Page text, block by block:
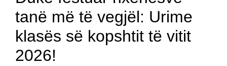
tanë më të vegjël: Urime
klasës së kopshtit të vitit
2026!